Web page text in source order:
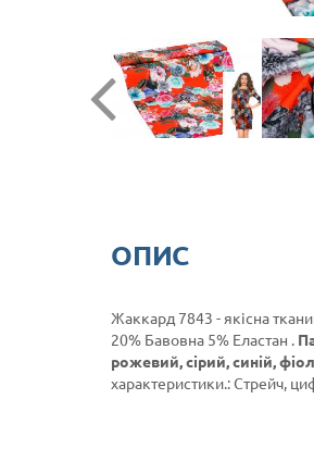
ОПИС
Жаккард 7843 - якісна
20% Бавовна 5% Еластан .
рожевий, сірий, синій,
характеристики.: Стрейч,